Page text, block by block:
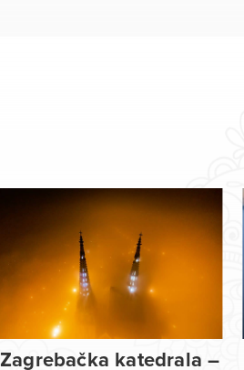
Zagrebačka katedrala –